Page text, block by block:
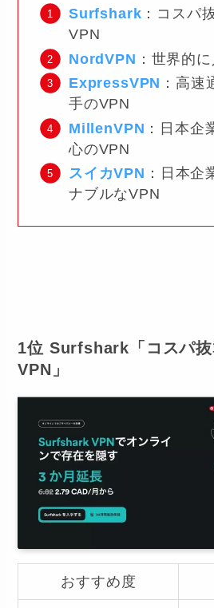
Surfshark ：コスパ
VPN
NordVPN ：世界的
ExpressVPN ：高速
手のVPN
MillenVPN ：日本企
心のVPN
スイカVPN ：日本企
ナブルなVPN
1位 Surfshark「コスパ
VPN」
おすすめ度